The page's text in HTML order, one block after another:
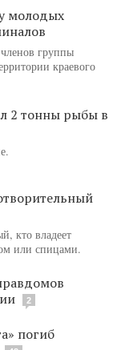
молодых
группы
краевого
2 тонны рыбы в
кто владеет
или спицами.
2
погиб